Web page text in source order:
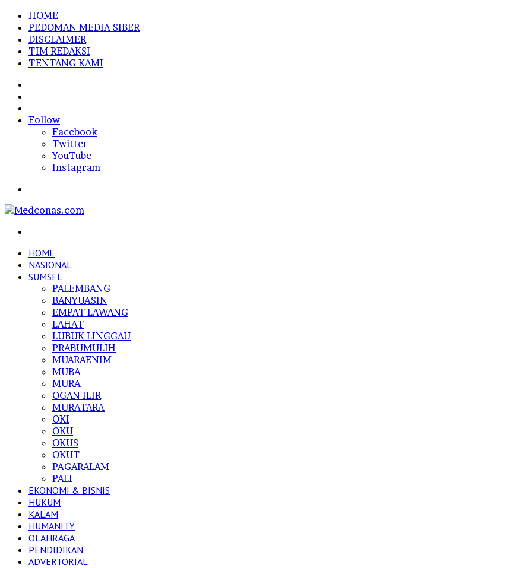
HOME
PEDOMAN MEDIA SIBER
DISCLAIMER
TIM REDAKSI
TENTANG KAMI
In
Follow
Facebook
Twitter
YouTube
Instagram
HOME
NASIONAL
SUMSEL
PALEMBANG
BANYUASIN
EMPAT LAWANG
LAHAT
LUBUK LINGGAU
PRABUMULIH
MUARAENIM
MUBA
MURA
OGAN ILIR
MURATARA
OKI
OKU
OKUS
OKUT
PAGARALAM
PALI
EKONOMI & BISNIS
HUKUM
KALAM
HUMANITY
OLAHRAGA
PENDIDIKAN
ADVERTORIAL